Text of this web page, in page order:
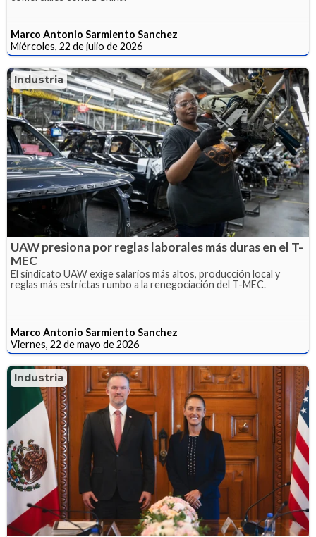
Marco Antonio Sarmiento Sanchez
Miércoles, 22 de julio de 2026
Industria
UAW presiona por reglas laborales más duras en el T-
MEC
El sindicato UAW exige salarios más altos, producción local y
reglas más estrictas rumbo a la renegociación del T-MEC.
Marco Antonio Sarmiento Sanchez
Viernes, 22 de mayo de 2026
Industria